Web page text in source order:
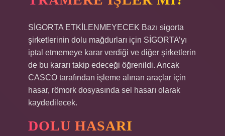
SİGORTA ETKİLENMEYECEK Bazı sigorta
şirketlerinin dolu mağdurları için SİGORTA’yı
iptal etmemeye karar verdiği ve diğer şirketlerin
de bu kararı takip edeceği öğrenildi. Ancak
CASCO tarafından işleme alınan araçlar için
hasar, römork dosyasında sel hasarı olarak
kaydedilecek.
DOLU HASARI